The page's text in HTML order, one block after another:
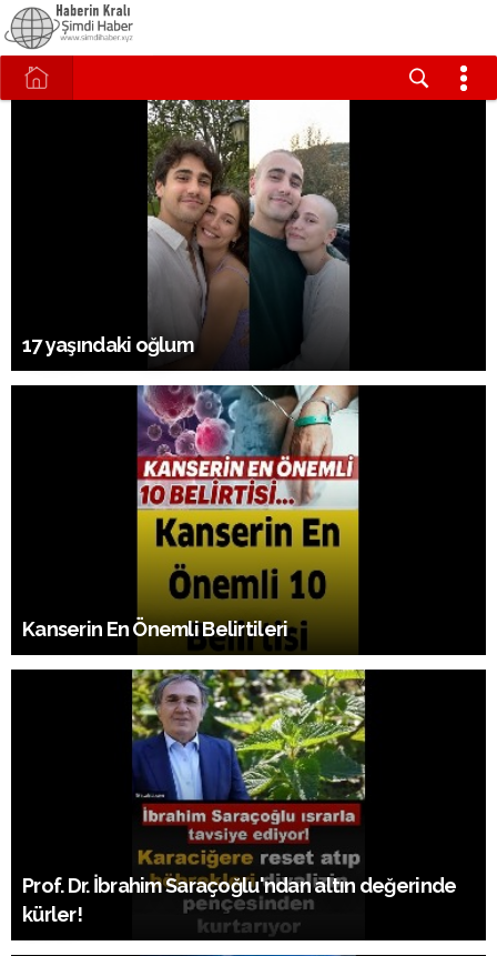
17 yaşındaki oğlum
Kanserin En Önemli Belirtileri
Prof. Dr. İbrahim Saraçoğlu'ndan altın değerinde
kürler!